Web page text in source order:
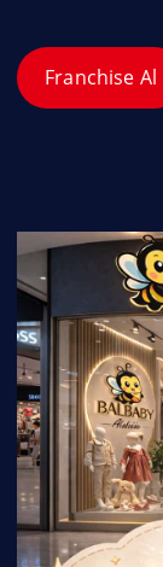
Franchise Al